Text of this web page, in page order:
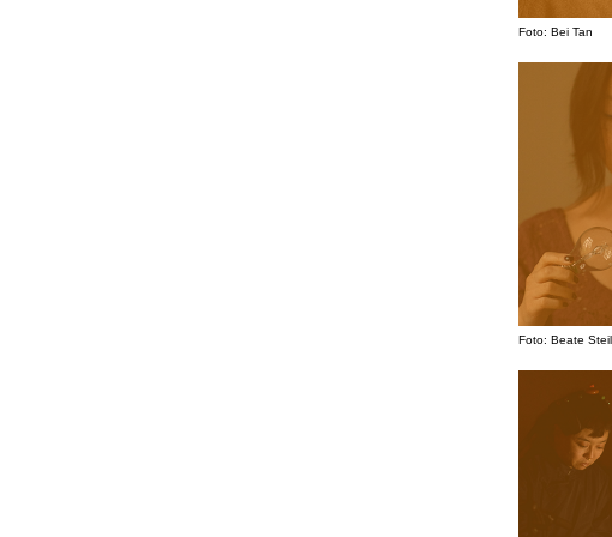
Foto: Bei Tan
Foto: Beate Steil